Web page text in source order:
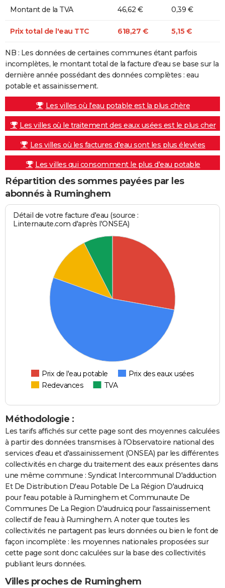
Montant de la TVA 46,62 € 0,39 €
Prix total de l'eau TTC 618,27 € 5,15 €
NB : Les données de certaines communes étant parfois
incomplètes, le montant total de la facture d'eau se base sur la
dernière année possédant des données complètes : eau
potable et assainissement.
Les villes où l'eau potable est la plus chère
Les villes où le traitement des eaux usées est le plus cher
Les villes où les factures d'eau sont les plus élevées
Les villes qui consomment le plus d'eau potable
Répartition des sommes payées par les
abonnés à Ruminghem
Détail de votre facture d'eau (source :
Linternaute.com d'après l'ONSEA)
Prix de l'eau potable
Prix des eaux usées
Redevances
TVA
Méthodologie :
Les tarifs affichés sur cette page sont des moyennes calculées
à partir des données transmises à l'Observatoire national des
services d'eau et d'assainissement (ONSEA) par les différentes
collectivités en charge du traitement des eaux présentes dans
une même commune : Syndicat Intercommunal D'adduction
Et De Distribution D'eau Potable De La Région D'audruicq
pour l'eau potable à Ruminghem et Communaute De
Communes De La Region D'audruicq pour l'assainissement
collectif de l'eau à Ruminghem. A noter que toutes les
collectivités ne partagent pas leurs données ou bien le font de
façon incomplète : les moyennes nationales proposées sur
cette page sont donc calculées sur la base des collectivités
publiant leurs données.
Villes proches de Ruminghem